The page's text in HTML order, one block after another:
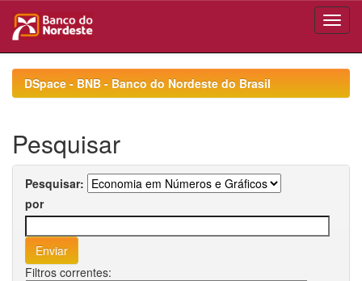
navigationDSpace - BNB - Banco do Nordeste do Brasil
Pesquisar
Pesquisar:
por
Filtros correntes: